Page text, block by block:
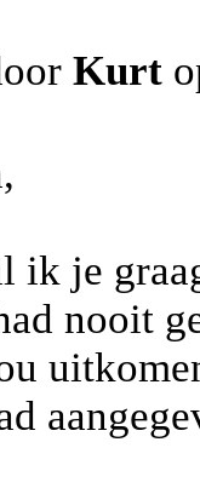
Kurt
ik je
nooit